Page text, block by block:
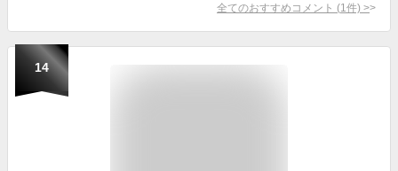
全てのおすすめコメント (1 件) >
14